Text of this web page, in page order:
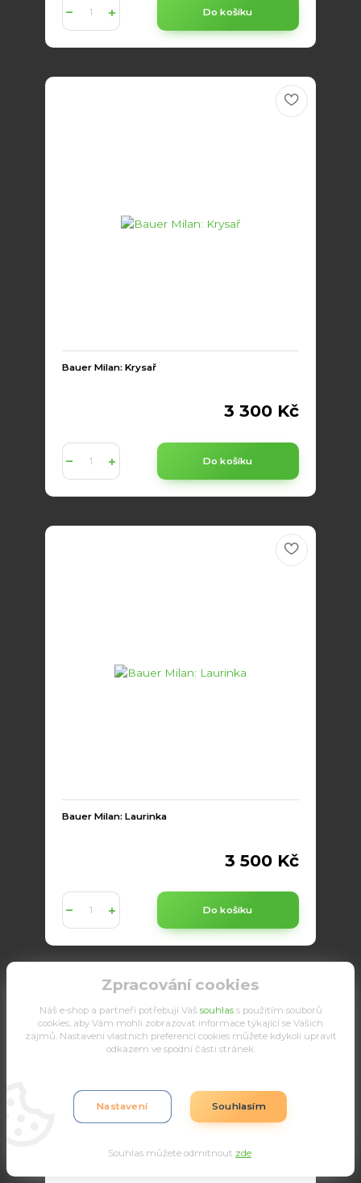
Do košíku
Bauer Milan: Krysař
3 300 Kč
Do košíku
Bauer Milan: Laurinka
3 500 Kč
Do košíku
Zpracování cookies
Náš e-shop a partneři potřebují Váš souhlass použitím souborů
cookies, aby Vám mohli zobrazovat informace týkající se Vašich
zájmů. Nastavení vlastních preferencí cookies můžete kdykoli upravit
odkazem ve spodní části stránek.
Nastavení Souhlasím
Souhlas můžete odmítnout zde.